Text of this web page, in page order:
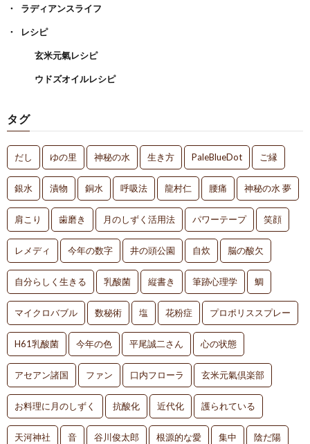
ラディアンスライフ
レシピ
玄米元氣レシピ
ウドズオイルレシピ
タグ
だし ゆの里 神秘の水 生き方 PaleBlueDot ご縁
銀水 漬物 銅水 呼吸法 龍村仁 腰痛 神秘の水 夢
肩こり 歯磨き 月のしずく活用法 パワーテープ 笑顔
レメディ 今年の数字 井の頭公園 自炊 脳の酸欠
自分らしく生きる 乳酸菌 縦書き 筆跡心理学 鯛
マイクロバブル 数秘術 塩 花粉症 プロポリススプレー
H61乳酸菌 今年の色 平尾誠二さん 心の状態
アセアン諸国 ファン 口内フローラ 玄米元氣倶楽部
お料理に月のしずく 抗酸化 近代化 護られている
天河神社 音 谷川俊太郎 根源的な愛 集中 陰だ陽